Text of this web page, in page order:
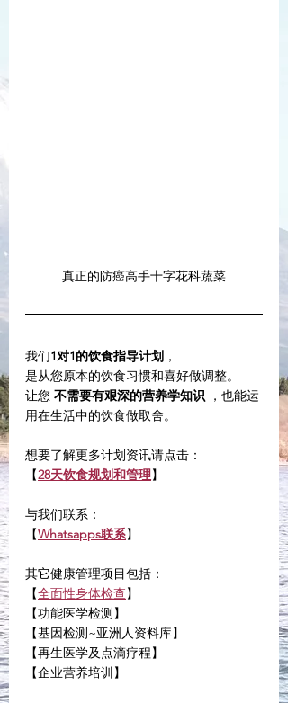
真正的防癌高手十字花科蔬菜
我们1对1的饮食指导计划 ，
是从您原本的饮食习惯和喜好做调整。
让您 不需要有艰深的营养学知识 ，也能运
用在生活中的饮食做取舍。
想要了解更多计划资讯请点击：
【28天饮食规划和管理】
与我们联系：
【Whatsapps联系】
其它健康管理项目包括：
【全面性身体检查】
【功能医学检测】
【基因检测~亚洲人资料库】
【再生医学及点滴疗程】
【企业营养培训】